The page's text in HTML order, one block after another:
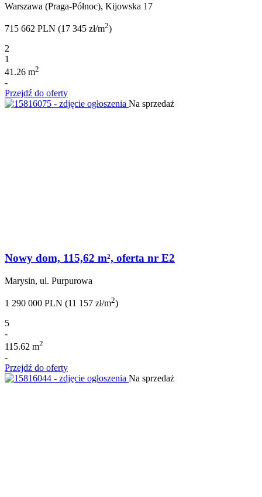
Warszawa (Praga-Północ), Kijowska 17
715 662 PLN (17 345 zł/m2)
2
1
41.26 m2
-
Przejdź do oferty
Na sprzedaż
Nowy dom, 115,62 m², oferta nr E2
Marysin, ul. Purpurowa
1 290 000 PLN (11 157 zł/m2)
5
-
115.62 m2
-
Przejdź do oferty
Na sprzedaż